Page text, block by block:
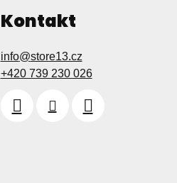
Kontakt
info@store13.cz
+420 739 230 026